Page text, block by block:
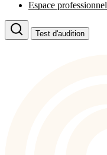
Espace professionnel
Test d'audition